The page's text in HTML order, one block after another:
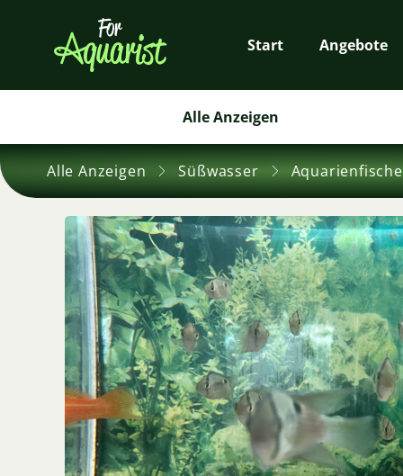
Start Angebote
Alle Anzeigen
Alle Anzeigen Süßwasser Aquarienfische